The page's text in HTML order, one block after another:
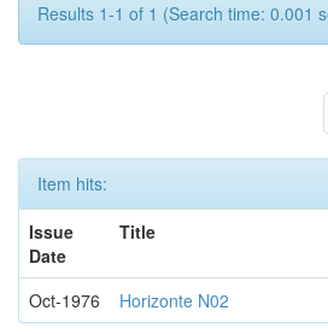
Results 1-1 of 1 (Search time: 0.001
Item hits:
Issue
Date
Title
Oct-1976 Horizonte N02